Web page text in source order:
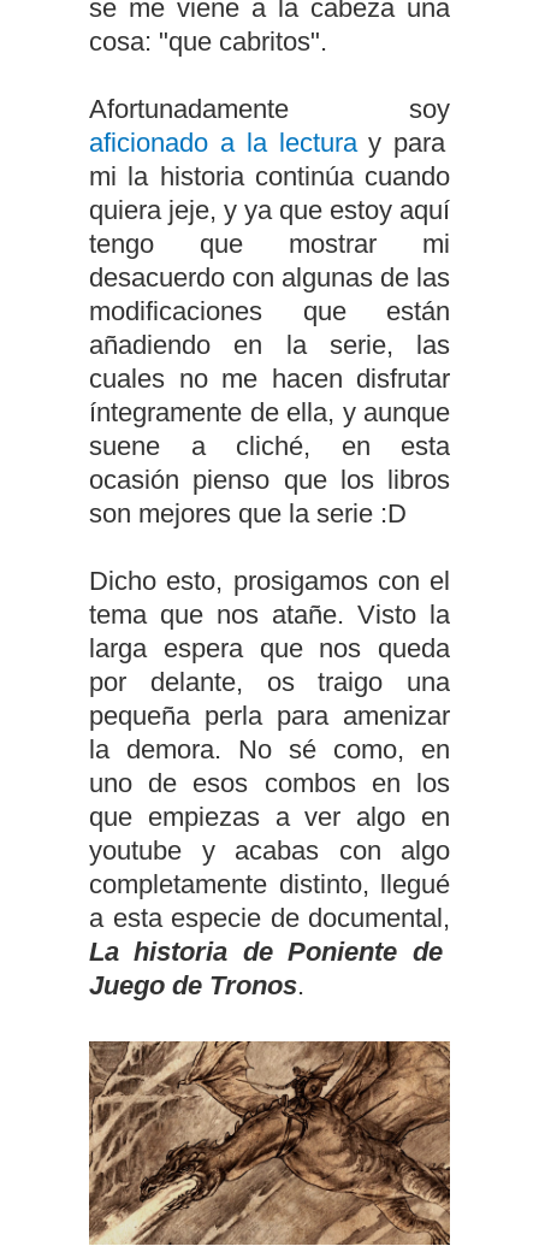
se me viene a la cabeza una
cosa: "que cabritos".
Afortunadamente soy
aficionado a la lecturay para
mi la historia continúa cuando
quiera jeje, y ya que estoy aquí
tengo que mostrar mi
desacuerdo con algunas de las
modificaciones que están
añadiendo en la serie, las
cuales no me hacen disfrutar
íntegramente de ella, y aunque
suene a cliché, en esta
ocasión pienso que los libros
son mejores que la serie :D
Dicho esto, prosigamos con el
tema que nos atañe. Visto la
larga espera que nos queda
por delante, os traigo una
pequeña perla para amenizar
la demora. No sé como, en
uno de esos combos en los
que empiezas a ver algo en
youtube y acabas con algo
completamente distinto, llegué
a esta especie de documental,
La historia de Poniente de
Juego de Tronos.